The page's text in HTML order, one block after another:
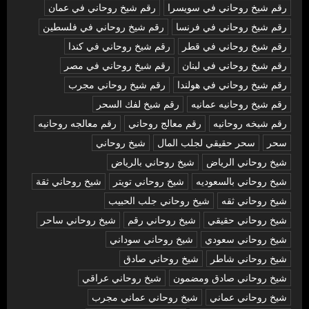
رقم شيخ روحاني في سويسرا
رقم شيخ روحاني في عمان
رقم شيخ روحاني في فرنسا
رقم شيخ روحاني في فلسطين
رقم شيخ روحاني في قطر
رقم شيخ روحاني في كندا
رقم شيخ روحاني في لبنان
رقم شيخ روحاني في مصر
رقم شيخ روحاني في هولندا
رقم شيخ روحاني مجرب
رقم شيخ روحانيه عمانيه
رقم شيخ لفك السحر
رقم شيخه روحانيه
رقم معالج روحاني
رقم معالجه روحانيه
سحر
سحر حقيقي لجلب المال
شيخ روحاني
شيخ روحاني الرياض
شيخ روحاني بالرياض
شيخ روحاني بالسعوديه
شيخ روحاني تويتر
شيخ روحاني ثقة
شيخ روحاني ثقه
شيخ روحاني جلب الحبيب
شيخ روحاني حقيقي
شيخ روحاني رقم
شيخ روحاني ساحر
شيخ روحاني سعودي
شيخ روحاني سوداني
شيخ روحاني شاطر
شيخ روحاني صادق
شيخ روحاني صادق ومضمون
شيخ روحاني عراقي
شيخ روحاني عماني
شيخ روحاني عماني مجرب